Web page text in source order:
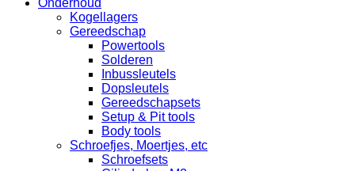
Onderhoud
Kogellagers
Gereedschap
Powertools
Solderen
Inbussleutels
Dopsleutels
Gereedschapsets
Setup & Pit tools
Body tools
Schroefjes, Moertjes, etc
Schroefsets